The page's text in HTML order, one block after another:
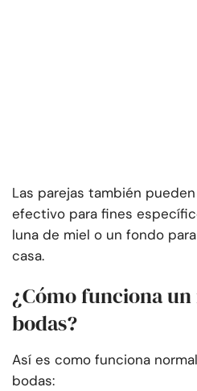
Las parejas también
efectivo para fines
luna de miel o un fondo
casa.
¿Cómo funciona
bodas?
Así es como funciona
bodas: